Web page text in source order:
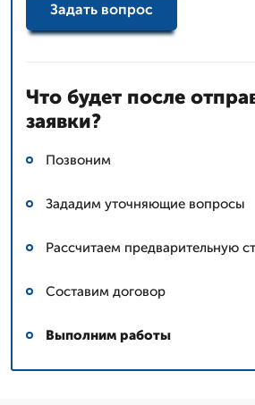
Задать вопрос
Что будет после
заявки?
Позвоним
Зададим уточняющие вопросы
Рассчитаем предварительную
Составим договор
Выполним работы